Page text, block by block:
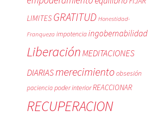
LIMITES GRATITUD Honestidad-
Franqueza impotenciaingobernabilidad
LiberaciónMEDITACIONES
DIARIASmerecimiento obsesión
pacienciapoder interiorREACCIONAR
RECUPERACION